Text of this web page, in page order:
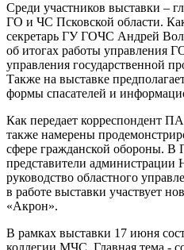
Среди участников выставки –
ГО и ЧС Псковской области.
секретарь ГУ ГОЧС Андрей
об итогах работы управления
управления государственной
Также на выставке
формы спасателей и
Как передает корреспондент
также намерены
сфере гражданской обороны. В
представители администрации
руководство областного
в работе выставки участвует
«Акрон».
В рамках выставки 17 июня